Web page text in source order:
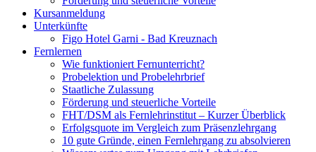
Kursanmeldung
Unterkünfte
Figo Hotel Garni - Bad Kreuznach
Fernlernen
Wie funktioniert Fernunterricht?
Probelektion und Probelehrbrief
Staatliche Zulassung
Förderung und steuerliche Vorteile
FHT/DSM als Fernlehrinstitut – Kurzer Überblick
Erfolgsquote im Vergleich zum Präsenzlehrgang
10 gute Gründe, einen Fernlehrgang zu absolvieren